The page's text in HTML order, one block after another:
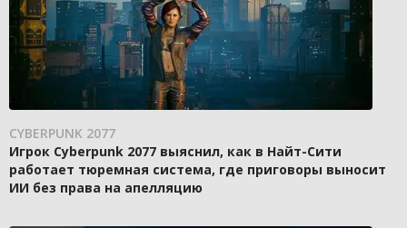
CYBERPUNK 2077
Игрок Cyberpunk 2077 выяснил, как в Найт-Сити
работает тюремная система, где приговоры выносит
ИИ без права на апелляцию